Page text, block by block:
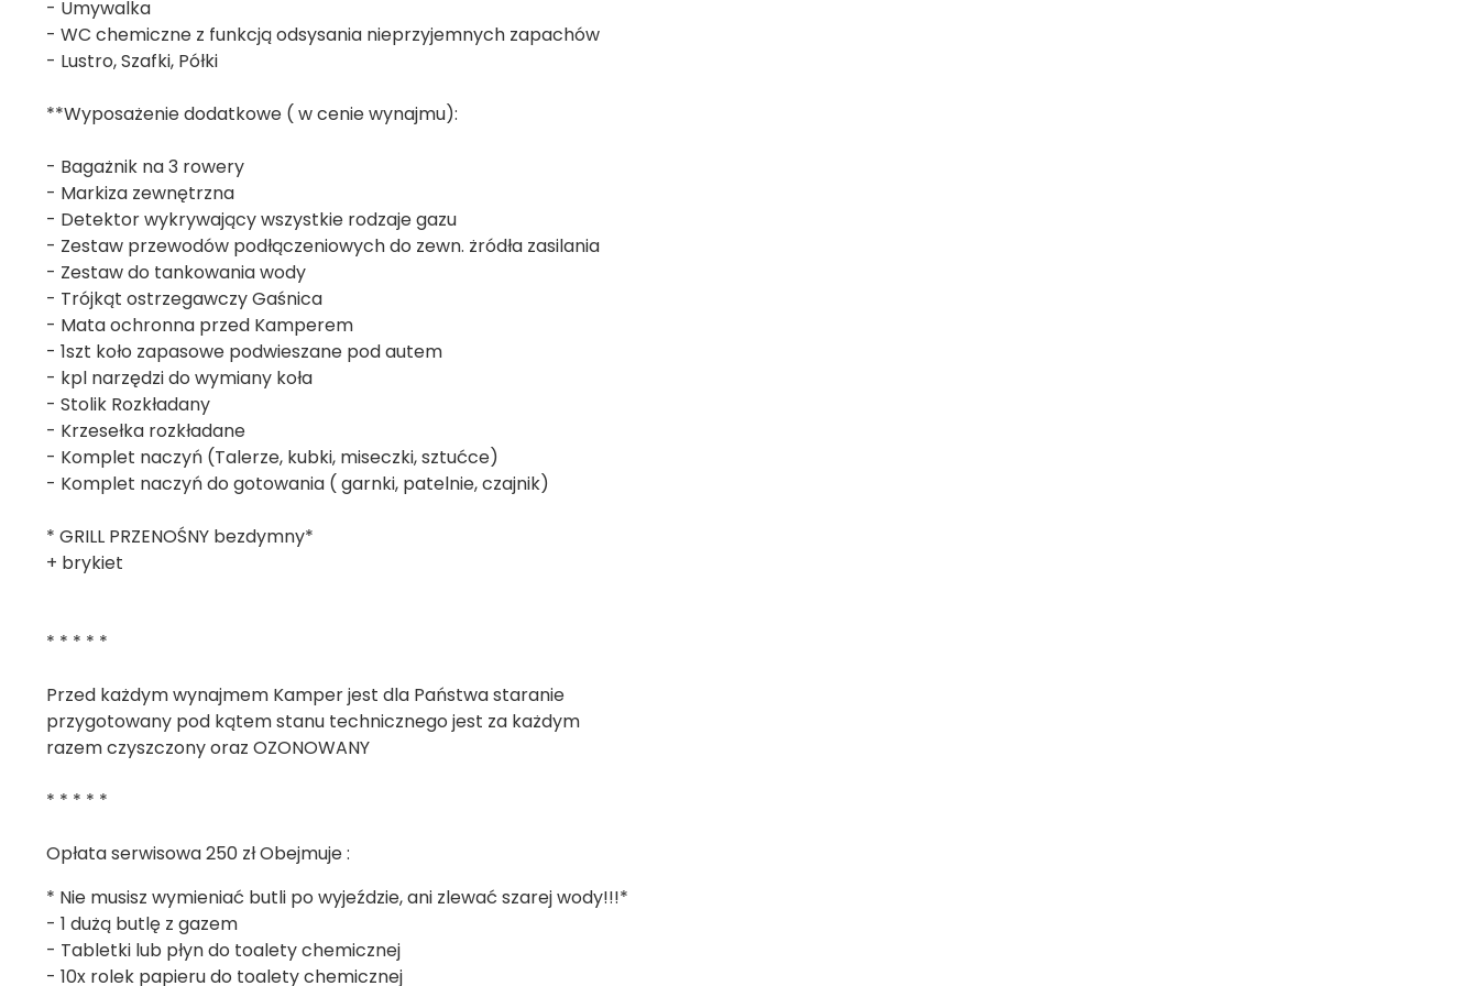
- Umywalka
- WC chemiczne z funkcją odsysania nieprzyjemnych zapachów
- Lustro, Szafki, Półki
**Wyposażenie dodatkowe ( w cenie wynajmu):
- Bagażnik na 3 rowery
- Markiza zewnętrzna
- Detektor wykrywający wszystkie rodzaje gazu
- Zestaw przewodów podłączeniowych do zewn. żródła zasilania
- Zestaw do tankowania wody
- Trójkąt ostrzegawczy Gaśnica
- Mata ochronna przed Kamperem
- 1szt koło zapasowe podwieszane pod autem
- kpl narzędzi do wymiany koła
- Stolik Rozkładany
- Krzesełka rozkładane
- Komplet naczyń (Talerze, kubki, miseczki, sztućce)
- Komplet naczyń do gotowania ( garnki, patelnie, czajnik)
* GRILL PRZENOŚNY bezdymny*
+ brykiet
* * * * *
Przed każdym wynajmem Kamper jest dla Państwa staranie
przygotowany pod kątem stanu technicznego jest za każdym
razem czyszczony oraz OZONOWANY
* * * * *
Opłata serwisowa 250 zł Obejmuje :
* Nie musisz wymieniać butli po wyjeździe, ani zlewać szarej wody!!!*
- 1 dużą butlę z gazem
- Tabletki lub płyn do toalety chemicznej
- 10x rolek papieru do toalety chemicznej